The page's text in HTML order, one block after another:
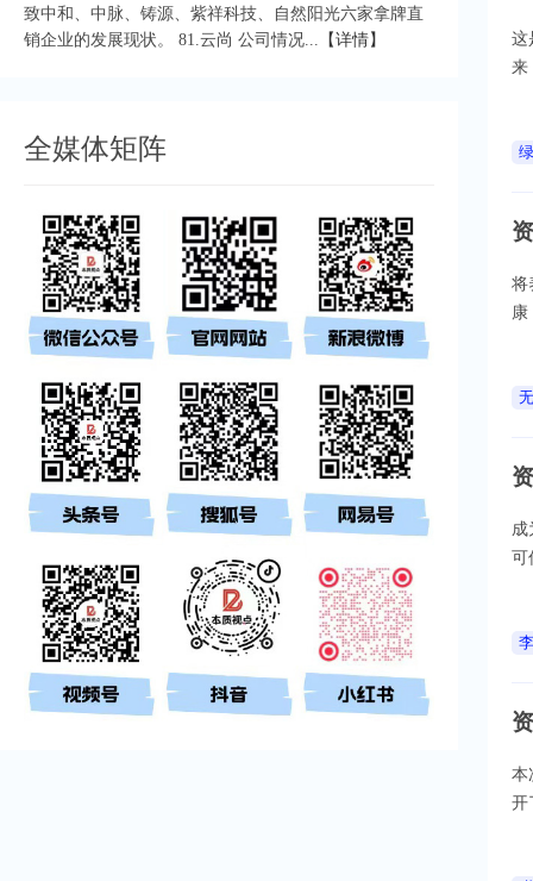
致中和、中脉、铸源、紫祥科技、自然阳光六家拿牌直
销企业的发展现状。 81.云尚 公司情况...
【详情】
全媒体矩阵
这
来
将
康
成
可
本
开